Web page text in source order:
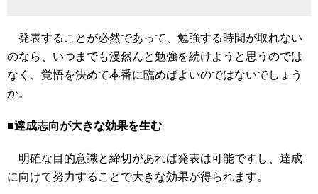
発表することが必然であって、勉強する時間が取れない
のなら、いつまでも漫然んと勉強を続けようと思うのでは
なく、覚悟を決めて本番に臨めばよいのではないでしょう
か。
■達成志向が大きな効果を生む
明確な目的意識と締切があれば発表は可能ですし、達成
に向けて努力することで大きな効果が得られます。